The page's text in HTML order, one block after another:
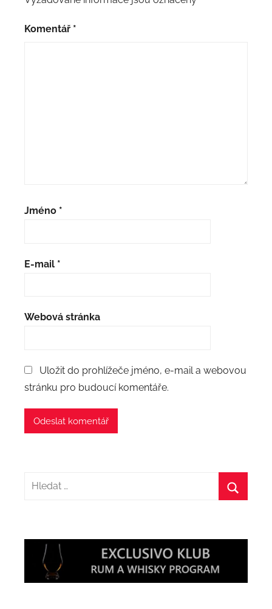
Komentář *
Jméno *
E-mail *
Webová stránka
Uložit do prohlížeče jméno, e-mail a webovou
stránku pro budoucí komentáře.
Hledat: